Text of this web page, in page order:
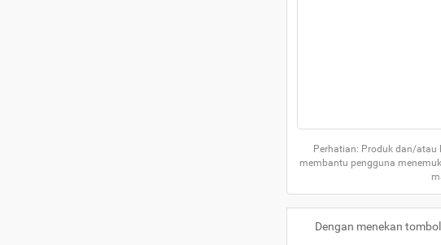
Perhatian: Produk dan/
membantu pengguna
Dengan menekan